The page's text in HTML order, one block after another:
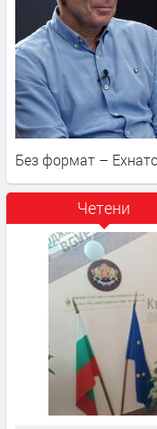
Без формат –
Четени